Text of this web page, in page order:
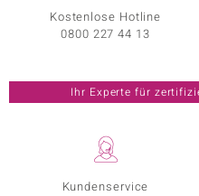
Kundenservice
Kostenlose Hotline
0800 227 44 13
Ihr Experte für